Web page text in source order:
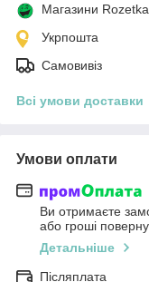
Магазини Rozetka
Укрпошта
Самовивіз
Всі умови доставки
Умови оплати
Ви отримаєте
або гроші
Детальніше
Післяплата